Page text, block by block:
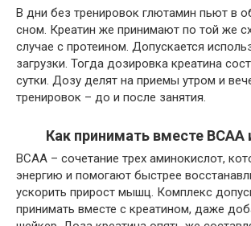
В дни без тренировок глютамин пьют в
сном. Креатин же принимают по той же
случае с протеином. Допускается
загрузки. Тогда дозировка креатина
сутки. Дозу делят на приемы утром и
тренировок – до и после занятия.
Как принимать вместе BCAA
BCAA – сочетание трех аминокислот,
энергию и помогают быстрее
ускорить прирост мышц. Комплекс
принимать вместе с креатином, даже